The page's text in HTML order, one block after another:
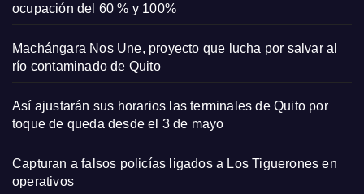
ocupación del 60 % y 100%
Machángara Nos Une, proyecto que lucha por salvar al
río contaminado de Quito
Así ajustarán sus horarios las terminales de Quito por
toque de queda desde el 3 de mayo
Capturan a falsos policías ligados a Los Tiguerones en
operativos